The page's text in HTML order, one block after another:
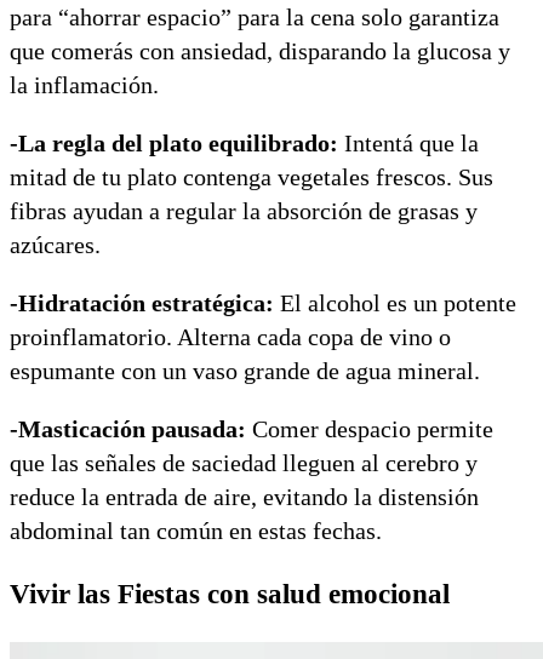
para “ahorrar espacio” para la cena solo garantiza
que comerás con ansiedad, disparando la glucosa y
la inflamación.
-La regla del plato equilibrado: Intentá que la
mitad de tu plato contenga vegetales frescos. Sus
fibras ayudan a regular la absorción de grasas y
azúcares.
-Hidratación estratégica: El alcohol es un potente
proinflamatorio. Alterna cada copa de vino o
espumante con un vaso grande de agua mineral.
-Masticación pausada: Comer despacio permite
que las señales de saciedad lleguen al cerebro y
reduce la entrada de aire, evitando la distensión
abdominal tan común en estas fechas.
Vivir las Fiestas con salud emocional